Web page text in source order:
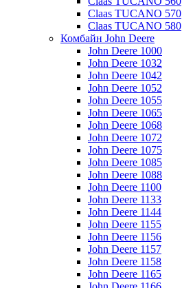
Claas TUCANO 570
Claas TUCANO 580
Комбайн John Deere
John Deere 1000
John Deere 1032
John Deere 1042
John Deere 1052
John Deere 1055
John Deere 1065
John Deere 1068
John Deere 1072
John Deere 1075
John Deere 1085
John Deere 1088
John Deere 1100
John Deere 1133
John Deere 1144
John Deere 1155
John Deere 1156
John Deere 1157
John Deere 1158
John Deere 1165